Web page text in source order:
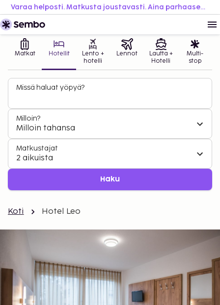
Varaa helposti. Matkusta joustavasti. Aina parhaaseen hintaan.
Matkat Hotellit
Lento +
hotelli
Lennot
Lautta +
Hotelli
Multi-
stop
Missä haluat yöpyä?
Milloin?
Milloin tahansa
Matkustajat
2 aikuista
Haku
Koti Hotel Leo